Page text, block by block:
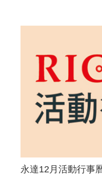
永達12月活動行事